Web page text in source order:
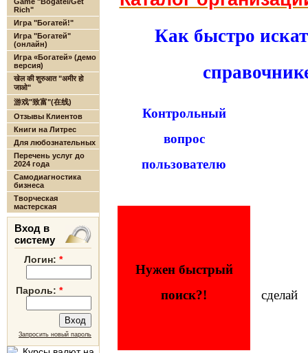
Rich"
Игра "Богатей!"
Игра "Богатей"
(онлайн)
Игра «Богатей» (демо
версия)
खेल की शुरुआत "अमीर हो
जाओ"
游戏"致富"(在线)
Отзывы Клиентов
Книги на Литрес
Для любознательных
Перечень услуг до
2024 года
Самодиагностика
бизнеса
Творческая
мастерская
Вход в
систему
Логин: *
Пароль: *
Запросить новый пароль
Как быстро
Контрольный
вопрос
пользователю
Нужен быстрый
поиск?!
сделай